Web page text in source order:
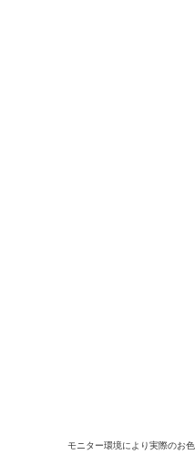
モニター環境により実際のお